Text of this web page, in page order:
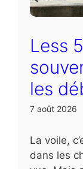
Less
les
7 août 2026
La voile,
dans les